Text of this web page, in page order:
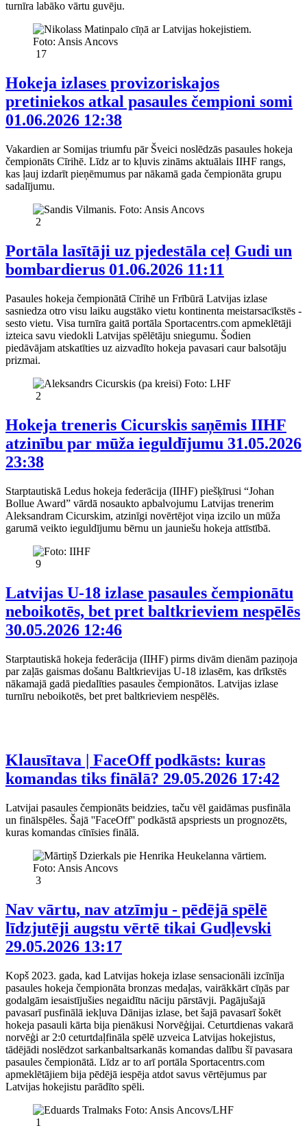
turnīra labāko vārtu guvēju.
17
Hokeja izlases provizoriskajos
pretiniekos atkal pasaules čempioni somi
01.06.2026 12:38
Vakardien ar Somijas triumfu pār Šveici noslēdzās pasaules hokeja
čempionāts Cīrihē. Līdz ar to kļuvis zināms aktuālais IIHF rangs,
kas ļauj izdarīt pieņēmumus par nākamā gada čempionāta grupu
sadalījumu.
2
Portāla lasītāji uz pjedestāla ceļ Gudi un
bombardierus 01.06.2026 11:11
Pasaules hokeja čempionātā Cīrihē un Frībūrā Latvijas izlase
sasniedza otro visu laiku augstāko vietu kontinenta meistarsacīkstēs -
sesto vietu. Visa turnīra gaitā portāla Sportacentrs.com apmeklētāji
izteica savu viedokli Latvijas spēlētāju sniegumu. Šodien
piedāvājam atskatīties uz aizvadīto hokeja pavasari caur balsotāju
prizmai.
2
Hokeja treneris Cicurskis saņēmis IIHF
atzinību par mūža ieguldījumu 31.05.2026
23:38
Starptautiskā Ledus hokeja federācija (IIHF) piešķīrusi “Johan
Bollue Award” vārdā nosaukto apbalvojumu Latvijas trenerim
Aleksandram Cicurskim, atzinīgi novērtējot viņa izcilo un mūža
garumā veikto ieguldījumu bērnu un jauniešu hokeja attīstībā.
9
Latvijas U-18 izlase pasaules čempionātu
neboikotēs, bet pret baltkrieviem nespēlēs
30.05.2026 12:46
Starptautiskā hokeja federācija (IIHF) pirms divām dienām paziņoja
par zaļās gaismas došanu Baltkrievijas U-18 izlasēm, kas drīkstēs
nākamajā gadā piedalīties pasaules čempionātos. Latvijas izlase
turnīru neboikotēs, bet pret baltkrieviem nespēlēs.
Klausītava | FaceOff podkāsts: kuras
komandas tiks finālā? 29.05.2026 17:42
Latvijai pasaules čempionāts beidzies, taču vēl gaidāmas pusfināla
un finālspēles. Šajā ''FaceOff'' podkāstā apspriests un prognozēts,
kuras komandas cīnīsies finālā.
3
Nav vārtu, nav atzīmju - pēdējā spēlē
līdzjutēji augstu vērtē tikai Gudļevski
29.05.2026 13:17
Kopš 2023. gada, kad Latvijas hokeja izlase sensacionāli izcīnīja
pasaules hokeja čempionāta bronzas medaļas, vairākkārt cīņās par
godalgām iesaistījušies negaidītu nāciju pārstāvji. Pagājušajā
pavasarī pusfinālā iekļuva Dānijas izlase, bet šajā pavasarī šokēt
hokeja pasauli kārta bija pienākusi Norvēģijai. Ceturtdienas vakarā
norvēģi ar 2:0 ceturtdaļfināla spēlē uzveica Latvijas hokejistus,
tādējādi noslēdzot sarkanbaltsarkanās komandas dalību šī pavasara
pasaules čempionātā. Līdz ar to arī portāla Sportacentrs.com
apmeklētājiem bija pēdējā iespēja atdot savus vērtējumus par
Latvijas hokejistu parādīto spēli.
1